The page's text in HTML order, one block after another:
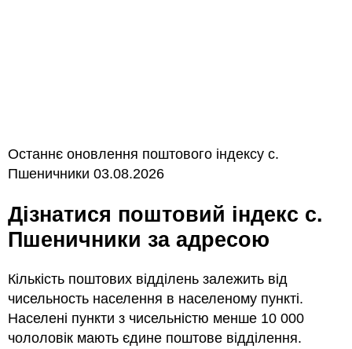
Останнє оновлення поштового індексу с.
Пшеничники 03.08.2026
Дізнатися поштовий індекс с.
Пшеничники за адресою
Кількість поштових відділень залежить від
чисельность населення в населеному пункті.
Населені пункти з чисельністю менше 10 000
чололовік мають єдине поштове відділення.